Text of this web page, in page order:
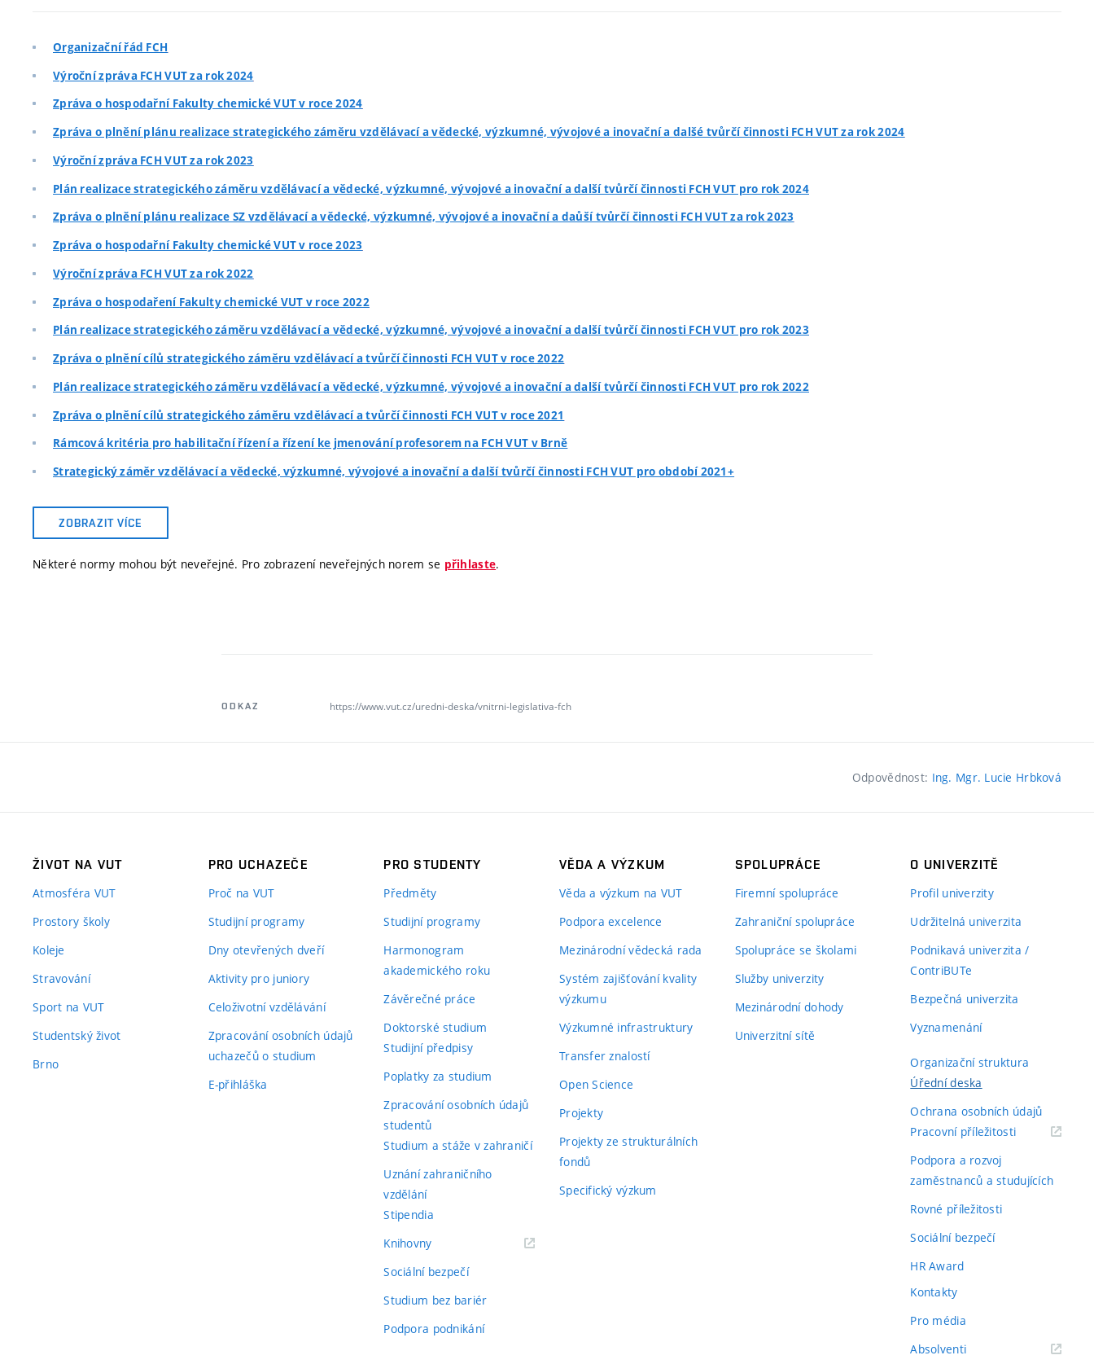
Organizační řád FCH
Výroční zpráva FCH VUT za rok 2024
Zpráva o hospodařní Fakulty chemické VUT v roce 2024
Zpráva o plnění plánu realizace strategického záměru vzdělávací a vědecké, výzkumné, vývojové a inovační a dalšé tvůrčí činnosti FCH VUT za rok 2024
Výroční zpráva FCH VUT za rok 2023
Plán realizace strategického záměru vzdělávací a vědecké, výzkumné, vývojové a inovační a další tvůrčí činnosti FCH VUT pro rok 2024
Zpráva o plnění plánu realizace SZ vzdělávací a vědecké, výzkumné, vývojové a inovační a daůší tvůrčí činnosti FCH VUT za rok 2023
Zpráva o hospodařní Fakulty chemické VUT v roce 2023
Výroční zpráva FCH VUT za rok 2022
Zpráva o hospodaření Fakulty chemické VUT v roce 2022
Plán realizace strategického záměru vzdělávací a vědecké, výzkumné, vývojové a inovační a další tvůrčí činnosti FCH VUT pro rok 2023
Zpráva o plnění cílů strategického záměru vzdělávací a tvůrčí činnosti FCH VUT v roce 2022
Plán realizace strategického záměru vzdělávací a vědecké, výzkumné, vývojové a inovační a další tvůrčí činnosti FCH VUT pro rok 2022
Zpráva o plnění cílů strategického záměru vzdělávací a tvůrčí činnosti FCH VUT v roce 2021
Rámcová kritéria pro habilitační řízení a řízení ke jmenování profesorem na FCH VUT v Brně
Strategický záměr vzdělávací a vědecké, výzkumné, vývojové a inovační a další tvůrčí činnosti FCH VUT pro období 2021+
ZOBRAZIT VÍCE
Některé normy mohou být neveřejné. Pro zobrazení neveřejných norem se přihlaste.
ODKAZ https://www.vut.cz/uredni-deska/vnitrni-legislativa-fch
Odpovědnost: Ing. Mgr. Lucie Hrbková
ŽIVOT NA VUT
Atmosféra VUT
Prostory školy
Koleje
Stravování
Sport na VUT
Studentský život
Brno
PRO UCHAZEČE
Proč na VUT
Studijní programy
Dny otevřených dveří
Aktivity pro juniory
Celoživotní vzdělávání
Zpracování osobních údajů
uchazečů o studium
E-přihláška
PRO STUDENTY
Předměty
Studijní programy
Harmonogram
akademického roku
Závěrečné práce
Doktorské studium
Studijní předpisy
Poplatky za studium
Zpracování osobních údajů
studentů
Studium a stáže v zahraničí
Uznání zahraničního
vzdělání
Stipendia
Knihovny(externí
Sociální bezpečí
Studium bez bariér
Podpora podnikání
VĚDA A VÝZKUM
Věda a výzkum na VUT
Podpora excelence
Mezinárodní vědecká rada
Systém zajišťování kvality
výzkumu
Výzkumné infrastruktury
Transfer znalostí
Open Science
Projekty
Projekty ze strukturálních
fondů
Specifický výzkum
SPOLUPRÁCE
Firemní spolupráce
Zahraniční spolupráce
Spolupráce se školami
Služby univerzity
Mezinárodní dohody
Univerzitní sítě
O UNIVERZITĚ
Profil univerzity
Udržitelná univerzita
Podnikavá univerzita /
ContriBUTe
Bezpečná univerzita
Vyznamenání
Organizační struktura
Úřední deska
Ochrana osobních údajů
Pracovní příležitosti(externí
Podpora a rozvoj
zaměstnanců a studujících
Rovné příležitosti
Sociální bezpečí
HR Award
Kontakty
Pro média
Absolventi(externí